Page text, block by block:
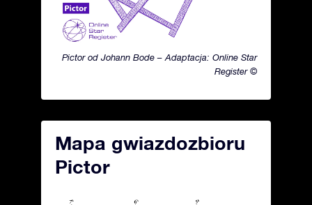
Pictor od Johann Bode – Adaptacja: Online Star
Register ©
Mapa gwiazdozbioru
Pictor